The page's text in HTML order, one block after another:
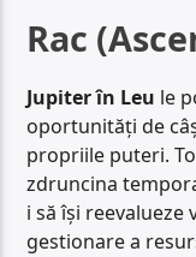
Rac
Jupiter în Leu le
oportunități de
propriile puteri.
zdruncina
i să își
gestionare a